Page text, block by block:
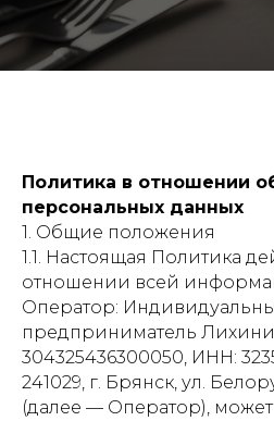
Политика в отношении
персональных данных
1. Общие положения
1.1. Настоящая Политика
отношении всей
Оператор:
предприниматель
304325436300050, ИНН:
241029, г. Брянск, ул.
(далее — Оператор),